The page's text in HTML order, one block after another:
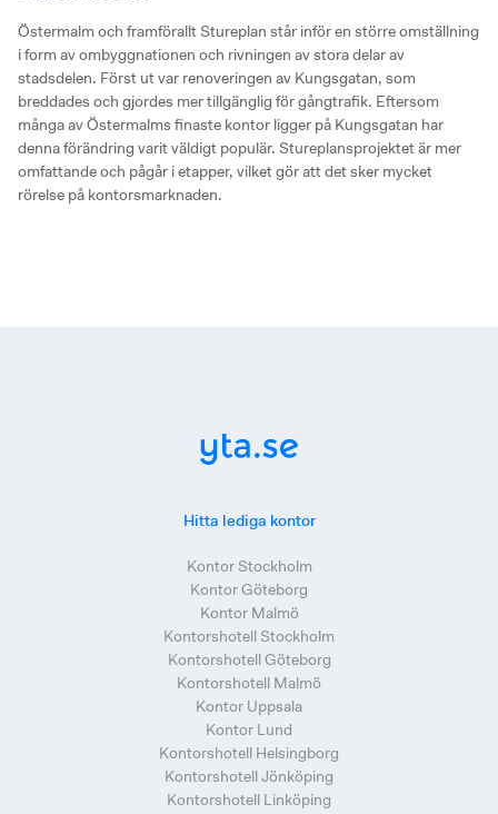
Östermalm och framförallt Stureplan står inför en större omställning
i form av ombyggnationen och rivningen av stora delar av
stadsdelen. Först ut var renoveringen av Kungsgatan, som
breddades och gjordes mer tillgänglig för gångtrafik. Eftersom
många av Östermalms finaste kontor ligger på Kungsgatan har
denna förändring varit väldigt populär. Stureplansprojektet är mer
omfattande och pågår i etapper, vilket gör att det sker mycket
rörelse på kontorsmarknaden.
Hitta lediga kontor
Kontor Stockholm
Kontor Göteborg
Kontor Malmö
Kontorshotell Stockholm
Kontorshotell Göteborg
Kontorshotell Malmö
Kontor Uppsala
Kontor Lund
Kontorshotell Helsingborg
Kontorshotell Jönköping
Kontorshotell Linköping